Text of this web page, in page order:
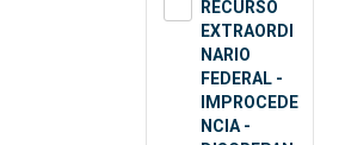
RECURSO
EXTRAORDI
NARIO
FEDERAL -
IMPROCEDE
NCIA -